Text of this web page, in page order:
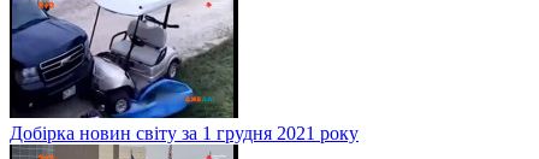
Добірка новин світу за 1 грудня 2021 року